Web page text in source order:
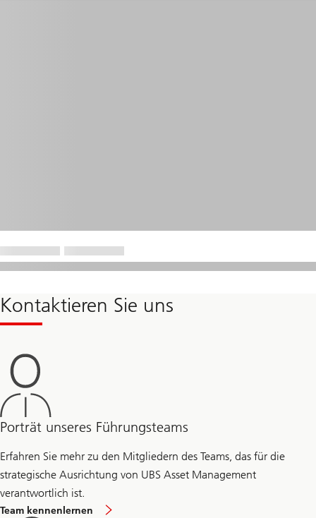
Kontaktieren Sie uns
Porträt unseres Führungsteams
Erfahren Sie mehr zu den Mitgliedern des Teams, das für die
strategische Ausrichtung von UBS Asset Management
verantwortlich ist.
Team kennenlernen